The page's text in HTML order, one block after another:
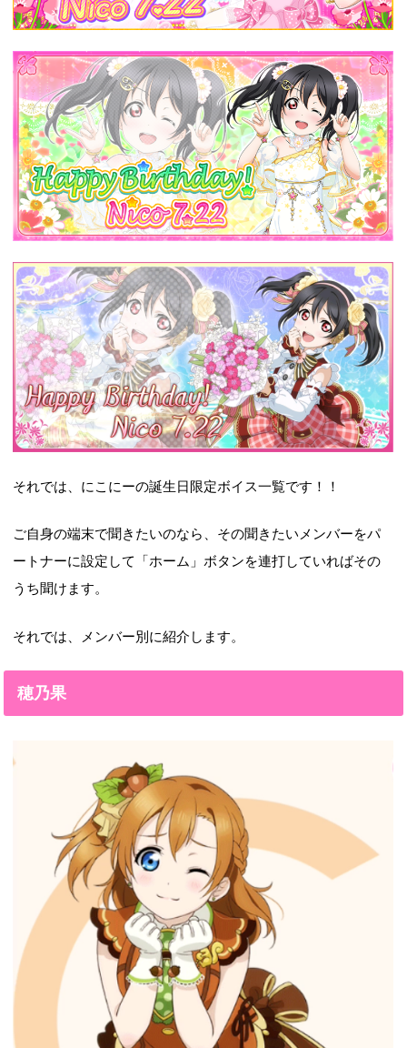
それでは、にこにーの誕生日限定ボイス一覧です！！
ご自身の端末で聞きたいのなら、その聞きたいメンバーをパ
ートナーに設定して「ホーム」ボタンを連打していればその
うち聞けます。
それでは、メンバー別に紹介します。
穂乃果